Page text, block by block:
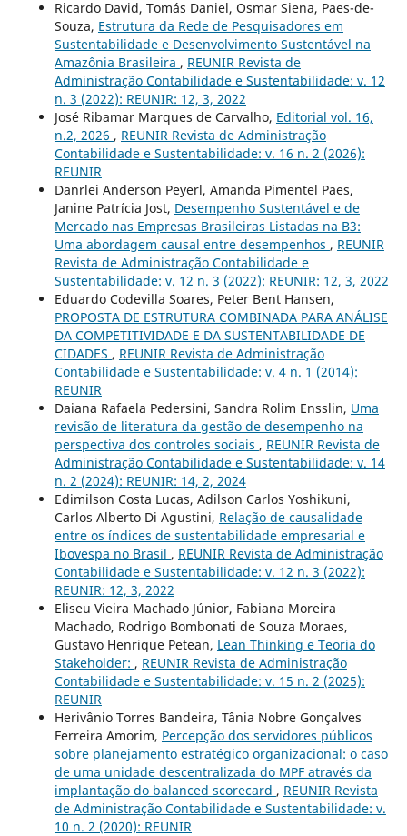
Ricardo David, Tomás Daniel, Osmar Siena, Paes-de-
Souza, Estrutura da Rede de Pesquisadores em
Sustentabilidade e Desenvolvimento Sustentável na
Amazônia Brasileira , REUNIR Revista de
Administração Contabilidade e Sustentabilidade: v. 12
n. 3 (2022): REUNIR: 12, 3, 2022
José Ribamar Marques de Carvalho, Editorial vol. 16,
n.2, 2026 , REUNIR Revista de Administração
Contabilidade e Sustentabilidade: v. 16 n. 2 (2026):
REUNIR
Danrlei Anderson Peyerl, Amanda Pimentel Paes,
Janine Patrícia Jost, Desempenho Sustentável e de
Mercado nas Empresas Brasileiras Listadas na B3:
Uma abordagem causal entre desempenhos , REUNIR
Revista de Administração Contabilidade e
Sustentabilidade: v. 12 n. 3 (2022): REUNIR: 12, 3, 2022
Eduardo Codevilla Soares, Peter Bent Hansen,
PROPOSTA DE ESTRUTURA COMBINADA PARA ANÁLISE
DA COMPETITIVIDADE E DA SUSTENTABILIDADE DE
CIDADES , REUNIR Revista de Administração
Contabilidade e Sustentabilidade: v. 4 n. 1 (2014):
REUNIR
Daiana Rafaela Pedersini, Sandra Rolim Ensslin, Uma
revisão de literatura da gestão de desempenho na
perspectiva dos controles sociais , REUNIR Revista de
Administração Contabilidade e Sustentabilidade: v. 14
n. 2 (2024): REUNIR: 14, 2, 2024
Edimilson Costa Lucas, Adilson Carlos Yoshikuni,
Carlos Alberto Di Agustini, Relação de causalidade
entre os índices de sustentabilidade empresarial e
Ibovespa no Brasil , REUNIR Revista de Administração
Contabilidade e Sustentabilidade: v. 12 n. 3 (2022):
REUNIR: 12, 3, 2022
Eliseu Vieira Machado Júnior, Fabiana Moreira
Machado, Rodrigo Bombonati de Souza Moraes,
Gustavo Henrique Petean, Lean Thinking e Teoria do
Stakeholder: , REUNIR Revista de Administração
Contabilidade e Sustentabilidade: v. 15 n. 2 (2025):
REUNIR
Herivânio Torres Bandeira, Tânia Nobre Gonçalves
Ferreira Amorim, Percepção dos servidores públicos
sobre planejamento estratégico organizacional: o caso
de uma unidade descentralizada do MPF através da
implantação do balanced scorecard , REUNIR Revista
de Administração Contabilidade e Sustentabilidade: v.
10 n. 2 (2020): REUNIR